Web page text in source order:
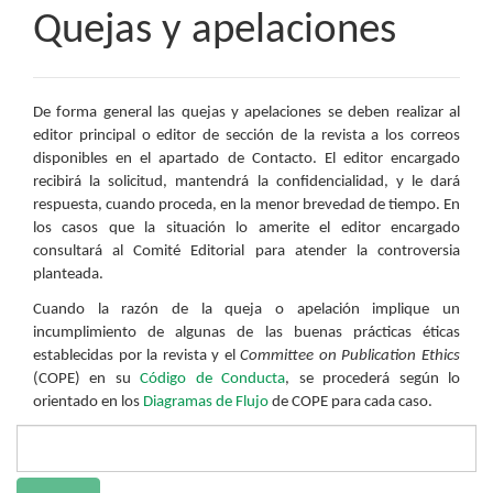
Quejas y apelaciones
De forma general las quejas y apelaciones se deben realizar al
editor principal o editor de sección de la revista a los correos
disponibles en el apartado de Contacto. El editor encargado
recibirá la solicitud, mantendrá la confidencialidad, y le dará
respuesta, cuando proceda, en la menor brevedad de tiempo. En
los casos que la situación lo amerite el editor encargado
consultará al Comité Editorial para atender la controversia
planteada.
Cuando la razón de la queja o apelación implique un
incumplimiento de algunas de las buenas prácticas éticas
establecidas por la revista y elCommittee on Publication Ethics
(COPE) en suCódigo de Conducta, se procederá según lo
orientado en los Diagramas de Flujo de COPE para cada caso.